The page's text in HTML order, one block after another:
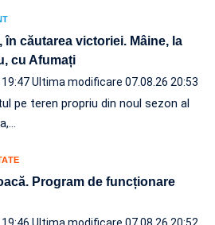
în căutarea victoriei. Mâine, la
cu Afumați
Ultima modificare 07.08.26 20:53
pe teren propriu din noul sezon al
Program de funcționare
Ultima modificare 07.08.26 20:52